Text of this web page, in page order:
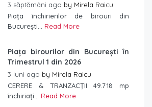
3 săptămâni ago by Mirela Raicu
Piața închirierilor de birouri din
București... Read More
Piața birourilor din București în
Trimestrul 1 din 2026
3 luni ago by Mirela Raicu
CERERE & TRANZACȚII 49.718 mp
închiriați... Read More